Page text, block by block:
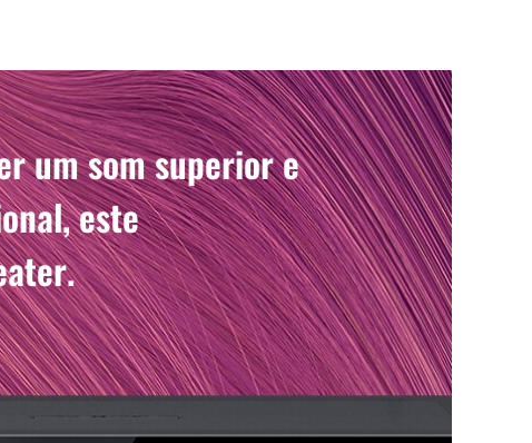
um som superior e
este